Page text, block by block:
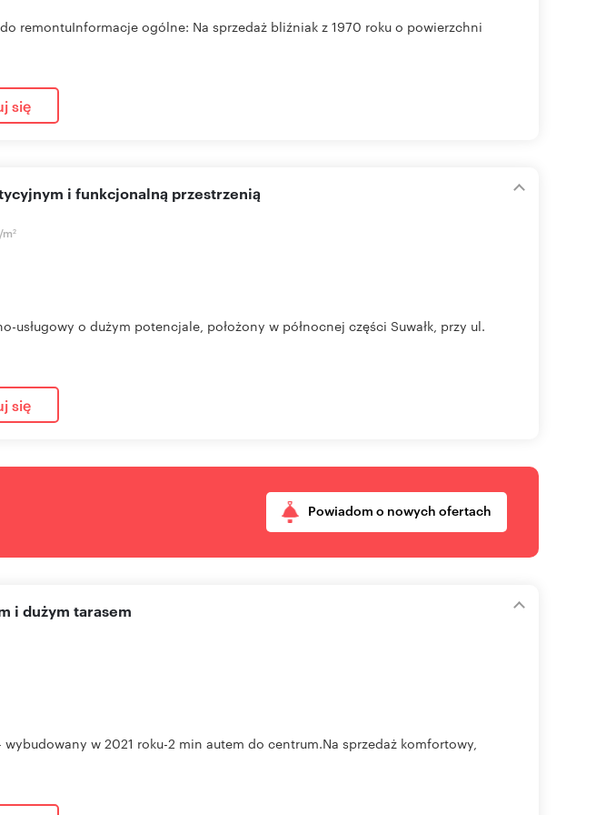
remontuInformacje ogólne: Na sprzedaż bliźniak z 1970 roku o powierzchni
się
m2
i funkcjonalną przestrzenią
usługowy o dużym potencjale, położony w północnej części Suwałk, przy ul.
się
Powiadom o nowych ofertach
i dużym tarasem
w 2021 roku-2 min autem do centrum.Na sprzedaż komfortowy,